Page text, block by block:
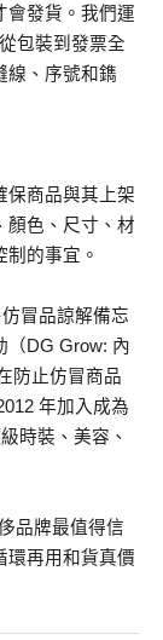
會發貨。我們運
包裝到發票全
線、序號和鐫
保商品與其上架
顏色、尺寸、材
制的事宜。
冒品諒解備忘
（DG Grow: 內
防止仿冒商品
年加入成為
時裝、美容、
品牌最值得信
環再用和貨真價